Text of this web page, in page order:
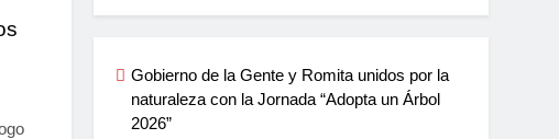
Gobierno de la Gente y Romita unidos por la
naturaleza con la Jornada “Adopta un Árbol
2026”